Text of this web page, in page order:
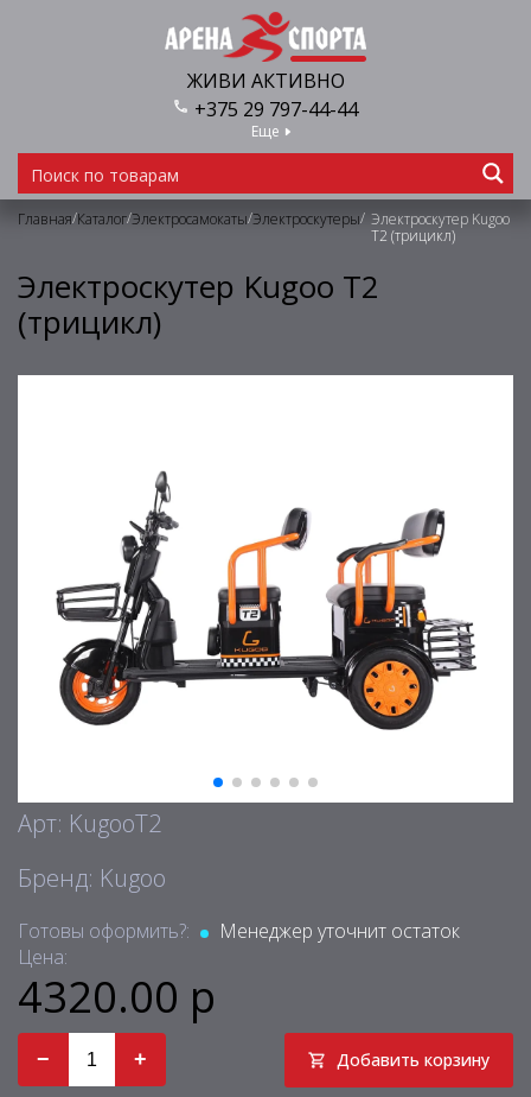
ЖИВИ АКТИВНО
+375 29 797-44-44
Еще
Главная/Каталог/Электросамокаты/Электроскутеры/ Электроскутер Kugoo
T2 (трицикл)
Электроскутер Kugoo T2
(трицикл)
Арт: KugooT2
Бренд: Kugoo
Готовы оформить?:
Менеджер уточнит остаток
Цена:
4320.00 р
− + Добавить корзину